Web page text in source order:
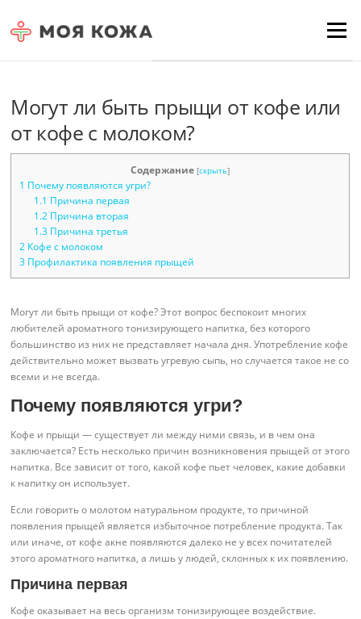
Menu
Могут ли быть прыщи от кофе или
от кофе с молоком?
Содержание [скрыть]
1 Почему появляются угри?
1.1 Причина первая
1.2Причина вторая
1.3Причина третья
2 Кофе с молоком
3 Профилактика появления прыщей
Могут ли быть прыщи от кофе? Этот вопрос беспокоит многих
любителей ароматного тонизирующего напитка, без которого
большинство из них не представляет начала дня. Употребление кофе
действительно может вызвать угревую сыпь, но случается такое не со
всеми и не всегда.
Почему появляются угри?
Кофе и прыщи — существует ли между ними связь, и в чем она
заключается? Есть несколько причин возникновения прыщей от этого
напитка. Все зависит от того, какой кофе пьет человек, какие добавки
к напитку он использует.
Если говорить о молотом натуральном продукте, то причиной
появления прыщей является избыточное потребление продукта. Так
или иначе, от кофе акне появляются далеко не у всех почитателей
этого ароматного напитка, а лишь у людей, склонных к их появлению.
Причина первая
Кофе оказывает на весь организм тонизирующее воздействие.
Для любых предложений по